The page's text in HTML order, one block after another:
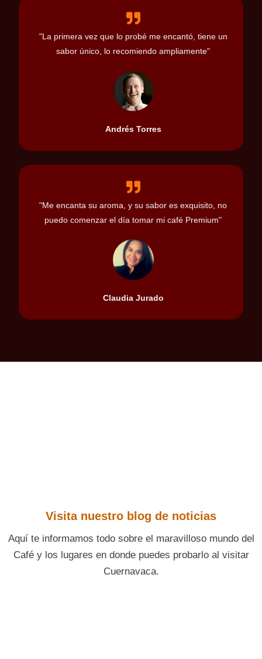
"La primera vez que lo probé me encantó, tiene un
sabor único, lo recomiendo ampliamente"
Andrés Torres
"Me encanta su aroma, y su sabor es exquisito, no
puedo comenzar el día tomar mi café Premium"
Claudia Jurado
Visita nuestro blog de noticias
Aquí te informamos todo sobre el maravilloso mundo del
Café y los lugares en donde puedes probarlo al visitar
Cuernavaca.